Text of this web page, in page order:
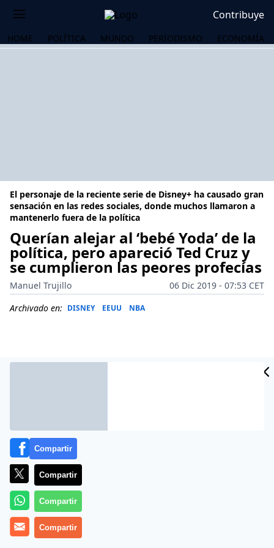
Contribuye
HOME POLÍTICA MUNDO PERIODISMO ECONOMÍA
El personaje de la reciente serie de Disney+ ha causado gran
sensación en las redes sociales, donde muchos llamaron a
mantenerlo fuera de la política
Querían alejar al ‘bebé Yoda’ de la
política, pero apareció Ted Cruz y
se cumplieron las peores profecías
Manuel Trujillo
06 Dic 2019 - 07:53 CET
Archivado en: DISNEY EEUU NBA
Más información
Compartir
Compartir
Compartir
Compartir